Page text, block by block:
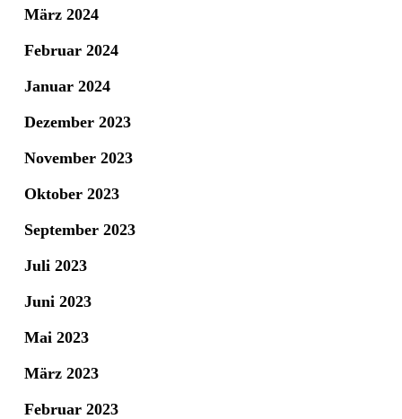
März 2024
Februar 2024
Januar 2024
Dezember 2023
November 2023
Oktober 2023
September 2023
Juli 2023
Juni 2023
Mai 2023
März 2023
Februar 2023